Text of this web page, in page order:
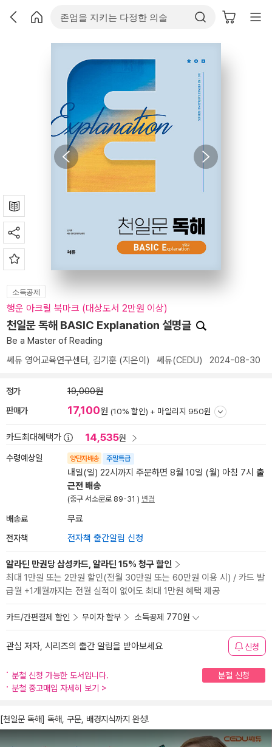
소득공제
행운 아크릴 북마크 (대상도서 2만원 이상)
천일문 독해 BASIC Explanation 설명글
Be a Master of Reading
쎄듀 영어교육연구센터, 김기훈 (지은이) 쎄듀(CEDU) 2024-08-30
정가 19,000원
판매가 17,100원 (10% 할인) + 마일리지 950원
카드최대혜택가 14,535원
수령예상일 양탄자배송 주말특급
내일(일) 22시까지 주문하면 8월 10일 (월) 아침 7시 출
근전 배송
(중구 서소문로 89-31 ) 변경
배송료 무료
전자책 전자책 출간알림 신청
알라딘 만권당 삼성카드, 알라딘 15% 청구 할인
최대 1만원 또는 2만원 할인(전월 30만원 또는 60만원 이용 시) / 카드 발
급월 +1개월까지는 전월 실적이 없어도 최대 1만원 혜택 제공
카드/간편결제 할인 무이자 할부 소득공제 770원
관심 저자, 시리즈의 출간 알림을 받아보세요 신청
분철 신청 가능한 도서입니다.
분철 신청
분철 중고매입 자세히 보기 >
[천일문 독해] 독해, 구문, 배경지식까지 완성!